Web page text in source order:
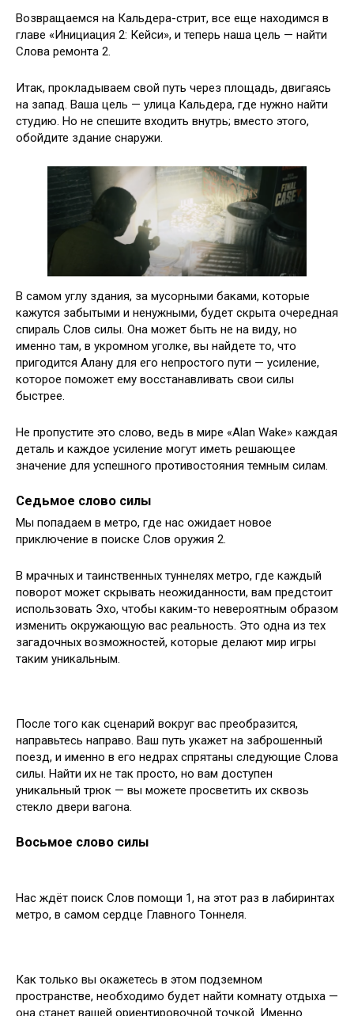
Возвращаемся на Кальдера-стрит, все еще находимся в
главе «Инициация 2: Кейси», и теперь наша цель — найти
Слова ремонта 2.
Итак, прокладываем свой путь через площадь, двигаясь
на запад. Ваша цель — улица Кальдера, где нужно найти
студию. Но не спешите входить внутрь; вместо этого,
обойдите здание снаружи.
В самом углу здания, за мусорными баками, которые
кажутся забытыми и ненужными, будет скрыта очередная
спираль Слов силы. Она может быть не на виду, но
именно там, в укромном уголке, вы найдете то, что
пригодится Алану для его непростого пути — усиление,
которое поможет ему восстанавливать свои силы
быстрее.
Не пропустите это слово, ведь в мире «Alan Wake» каждая
деталь и каждое усиление могут иметь решающее
значение для успешного противостояния темным силам.
Седьмое слово силы
Мы попадаем в метро, где нас ожидает новое
приключение в поиске Слов оружия 2.
В мрачных и таинственных туннелях метро, где каждый
поворот может скрывать неожиданности, вам предстоит
использовать Эхо, чтобы каким-то невероятным образом
изменить окружающую вас реальность. Это одна из тех
загадочных возможностей, которые делают мир игры
таким уникальным.
После того как сценарий вокруг вас преобразится,
направьтесь направо. Ваш путь укажет на заброшенный
поезд, и именно в его недрах спрятаны следующие Слова
силы. Найти их не так просто, но вам доступен
уникальный трюк — вы можете просветить их сквозь
стекло двери вагона.
Восьмое слово силы
Нас ждёт поиск Слов помощи 1, на этот раз в лабиринтах
метро, в самом сердце Главного Тоннеля.
Как только вы окажетесь в этом подземном
пространстве, необходимо будет найти комнату отдыха —
она станет вашей ориентировочной точкой. Именно